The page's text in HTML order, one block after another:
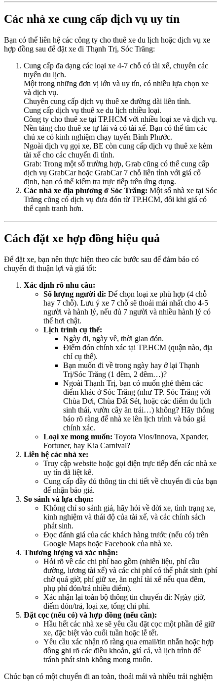
Các nhà xe cung cấp dịch vụ uy tín
Bạn có thể liên hệ các công ty cho thuê xe du lịch hoặc dịch vụ xe
hợp đồng sau để đặt xe đi Thạnh Trị, Sóc Trăng:
Cung cấp đa dạng các loại xe 4-7 chỗ có tài xế, chuyên các
tuyến du lịch.
Một trong những đơn vị lớn và uy tín, có nhiều lựa chọn xe
và dịch vụ.
Chuyên cung cấp dịch vụ thuê xe đường dài liên tỉnh.
Cung cấp dịch vụ thuê xe du lịch nhiều loại.
Công ty cho thuê xe tại TP.HCM với nhiều loại xe và dịch vụ.
Nền tảng cho thuê xe tự lái và có tài xế. Bạn có thể tìm các
chủ xe có kinh nghiệm chạy tuyến Bình Phước.
Ngoài dịch vụ gọi xe, BE còn cung cấp dịch vụ thuê xe kèm
tài xế cho các chuyến đi tỉnh.
Grab: Trong một số trường hợp, Grab cũng có thể cung cấp
dịch vụ GrabCar hoặc GrabCar 7 chỗ liên tỉnh với giá cố
định, bạn có thể kiểm tra trực tiếp trên ứng dụng.
Các nhà xe địa phương ở Sóc Trăng: Một số nhà xe tại Sóc
Trăng cũng có dịch vụ đưa đón từ TP.HCM, đôi khi giá có
thể cạnh tranh hơn.
Cách đặt xe hợp đồng hiệu quả
Để đặt xe, bạn nên thực hiện theo các bước sau để đảm bảo có
chuyến đi thuận lợi và giá tốt:
Xác định rõ nhu cầu:
Số lượng người đi: Để chọn loại xe phù hợp (4 chỗ
hay 7 chỗ). Lưu ý xe 7 chỗ sẽ thoải mái nhất cho 4-5
người và hành lý, nếu đủ 7 người và nhiều hành lý có
thể hơi chật.
Lịch trình cụ thể:
Ngày đi, ngày về, thời gian đón.
Điểm đón chính xác tại TP.HCM (quận nào, địa
chỉ cụ thể).
Bạn muốn đi về trong ngày hay ở lại Thạnh
Trị/Sóc Trăng (1 đêm, 2 đêm…)?
Ngoài Thạnh Trị, bạn có muốn ghé thêm các
điểm khác ở Sóc Trăng (như TP. Sóc Trăng với
Chùa Dơi, Chùa Đất Sét, hoặc các điểm du lịch
sinh thái, vườn cây ăn trái…) không? Hãy thông
báo rõ ràng để nhà xe lên lịch trình và báo giá
chính xác.
Loại xe mong muốn: Toyota Vios/Innova, Xpander,
Fortuner, hay Kia Carnival?
Liên hệ các nhà xe:
Truy cập website hoặc gọi điện trực tiếp đến các nhà xe
uy tín đã liệt kê.
Cung cấp đầy đủ thông tin chi tiết về chuyến đi của bạn
để nhận báo giá.
So sánh và lựa chọn:
Không chỉ so sánh giá, hãy hỏi về đời xe, tình trạng xe,
kinh nghiệm và thái độ của tài xế, và các chính sách
phát sinh.
Đọc đánh giá của các khách hàng trước (nếu có) trên
Google Maps hoặc Facebook của nhà xe.
Thương lượng và xác nhận:
Hỏi rõ về các chi phí bao gồm (nhiên liệu, phí cầu
đường, lương tài xế) và các chi phí có thể phát sinh (phí
chờ quá giờ, phí giữ xe, ăn nghỉ tài xế nếu qua đêm,
phụ phí đón/trả nhiều điểm).
Xác nhận lại toàn bộ thông tin chuyến đi: Ngày giờ,
điểm đón/trả, loại xe, tổng chi phí.
Đặt cọc (nếu có) và hợp đồng (nếu cần):
Hầu hết các nhà xe sẽ yêu cầu đặt cọc một phần để giữ
xe, đặc biệt vào cuối tuần hoặc lễ tết.
Yêu cầu xác nhận rõ ràng qua email/tin nhắn hoặc hợp
đồng ghi rõ các điều khoản, giá cả, và lịch trình để
tránh phát sinh không mong muốn.
Chúc bạn có một chuyến đi an toàn, thoải mái và nhiều trải nghiệm